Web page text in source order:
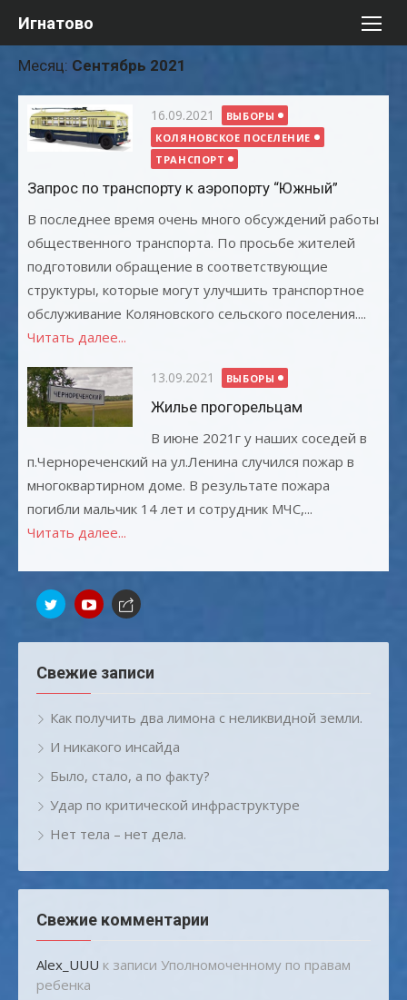
содержимому
Игнатово
Месяц: Сентябрь 2021
Опубликовано
16.09.2021
ВЫБОРЫ
КОЛЯНОВСКОЕ ПОСЕЛЕНИЕ
ТРАНСПОРТ
Запрос по транспорту к аэропорту “Южный”
В последнее время очень много обсуждений работы
общественного транспорта. По просьбе жителей
подготовили обращение в соответствующие
структуры, которые могут улучшить транспортное
обслуживание Коляновского сельского поселения....
Читать далее...
Опубликовано
13.09.2021 ВЫБОРЫ
Жилье прогорельцам
В июне 2021г у наших соседей в
п.Чернореченский на ул.Ленина случился пожар в
многоквартирном доме. В результате пожара
погибли мальчик 14 лет и сотрудник МЧС,...
Читать далее...
Свежие записи
Как получить два лимона с неликвидной земли.
И никакого инсайда
Было, стало, а по факту?
Удар по критической инфраструктуре
Нет тела – нет дела.
Свежие комментарии
Alex_UUU к записи Уполномоченному по правам
ребенка